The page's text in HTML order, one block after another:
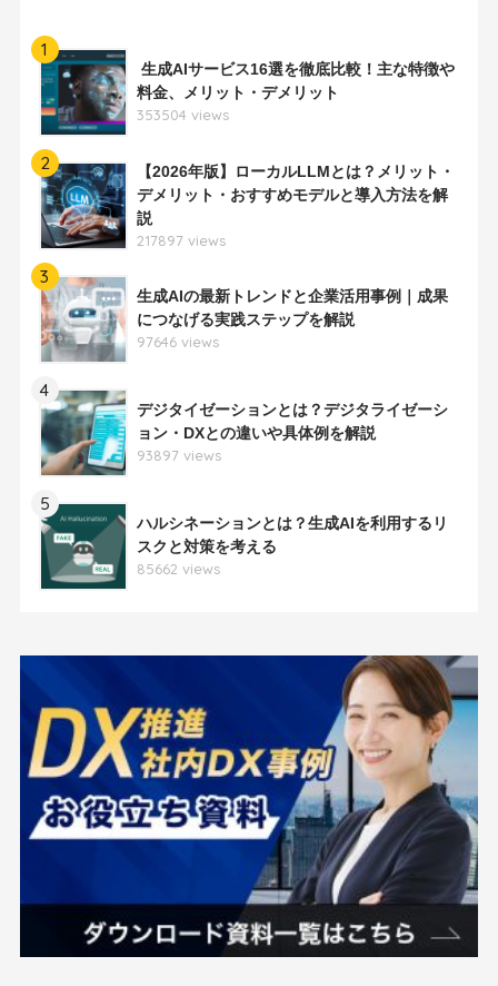
1
生成AIサービス16選を徹底比較！主な特徴や
料金、メリット・デメリット
353504 views
2
【2026年版】ローカルLLMとは？メリット・
デメリット・おすすめモデルと導入方法を解
説
217897 views
3
生成AIの最新トレンドと企業活用事例｜成果
につなげる実践ステップを解説
97646 views
4
デジタイゼーションとは？デジタライゼーシ
ョン・DXとの違いや具体例を解説
93897 views
5
ハルシネーションとは？生成AIを利用するリ
スクと対策を考える
85662 views